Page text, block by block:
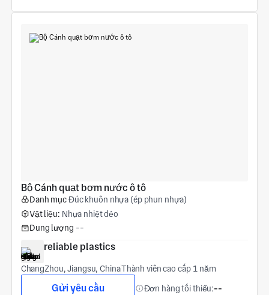
Bộ Cánh quạt bơm nước ô tô
Danh mụcĐúc khuôn nhựa (ép phun nhựa)
Vật liệu: Nhựa nhiệt dẻo
Dung lượng --
reliable plastics
ChangZhou, Jiangsu, ChinaThành viên cao cấp 1 năm
Gửi yêu cầu Đơn hàng tối thiểu:--